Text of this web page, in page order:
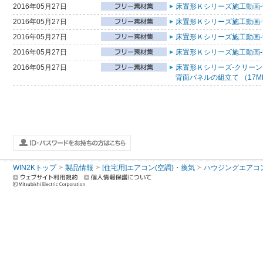
2016年05月27日
床置形Ｋシリーズ施工動
2016年05月27日
床置形Ｋシリーズ施工動
2016年05月27日
床置形Ｋシリーズ施工動
2016年05月27日
床置形Ｋシリーズ施工動
2016年05月27日
床置形Ｋシリーズ-クリー
背面パネルの組立て （
WIN2Kトップ 製品情報 [住宅用]エアコン(空調)・換気 ハウジングエアコ